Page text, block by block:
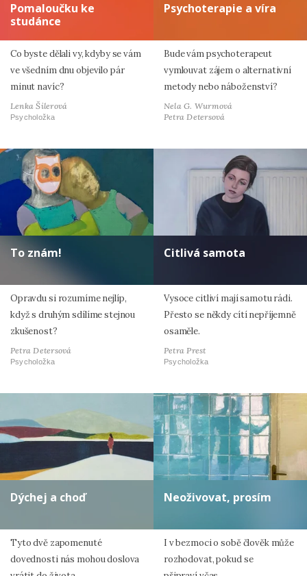
Pomaloučku ke
studánce
Co byste dělali vy, kdyby se vám
ve všedním dnu objevilo pár
minut navíc?
Lenka Šilerová
Psycholožka
Psychoterapie a víra
Bude vám psychoterapeut
vymlouvat zájem o alternativní
metody nebo náboženství?
Nela G. Wurmová
Petra Detersová
To znám!
Opravdu si rozumíme nejlíp,
když s druhým sdílíme stejnou
zkušenost?
Petra Detersová
Psycholožka
Citlivá samota
Vysoce citliví mají samotu rádi.
Přesto se někdy cítí nepříjemně
osaměle.
Petra Prest
Psycholožka
Dýchej a choď
Tyto dvě zapomenuté
dovednosti nás mohou doslova
Neoživovat, prosím
I v bezmoci o sobě člověk může
rozhodovat, pokud se